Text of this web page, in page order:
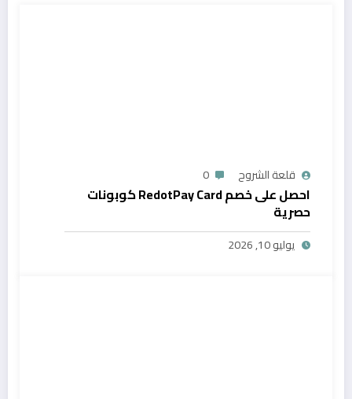
قلعة الشروح 0
احصل على خصم RedotPay Card كوبونات
حصرية
يوليو 10, 2026